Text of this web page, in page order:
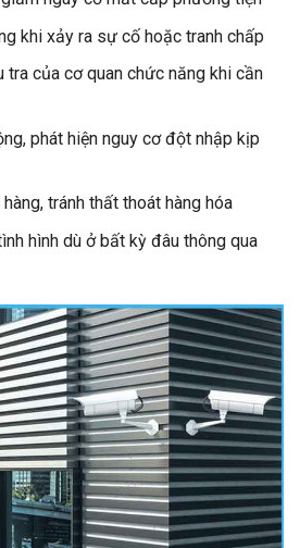
khi xảy ra sự cố hoặc tranh chấp
tra của cơ quan chức năng khi cần
phát hiện nguy cơ đột nhập kịp
tránh thất thoát hàng hóa
hình dù ở bất kỳ đâu thông qua